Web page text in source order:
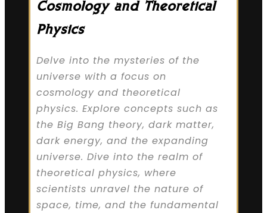
Cosmology and Theoretical
Physics
Delve into the mysteries of the
universe with a focus on
cosmology and theoretical
physics. Explore concepts such as
the Big Bang theory, dark matter,
dark energy, and the expanding
universe. Dive into the realm of
theoretical physics, where
scientists unravel the nature of
space, time, and the fundamental